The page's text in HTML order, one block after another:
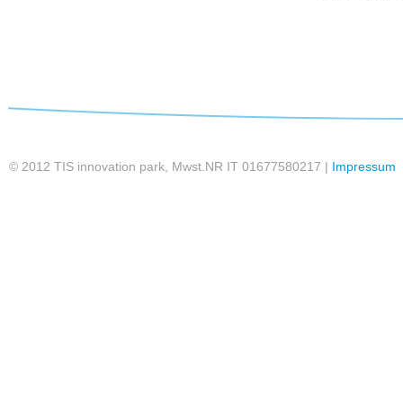
© 2012 TIS innovation park, Mwst.NR IT 01677580217 | Impressum